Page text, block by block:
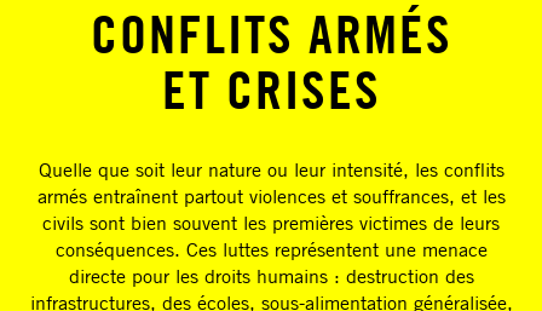
CONFLITS ARMÉS
ET CRISES
Quelle que soit leur nature ou leur intensité, les conflits
armés entraînent partout violences et souffrances, et les
civils sont bien souvent les premières victimes de leurs
conséquences. Ces luttes représentent une menace
directe pour les droits humains : destruction des
infrastructures, des écoles, sous-alimentation généralisée,